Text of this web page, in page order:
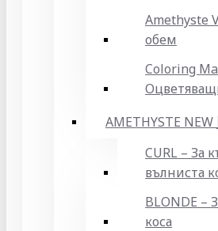
Amethyste
обем
Coloring
AMETHYSTE NEW
CURL – За
вълниста
BLONDE –
коса